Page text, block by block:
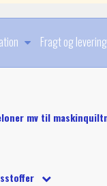
Fragt og levering
mv til